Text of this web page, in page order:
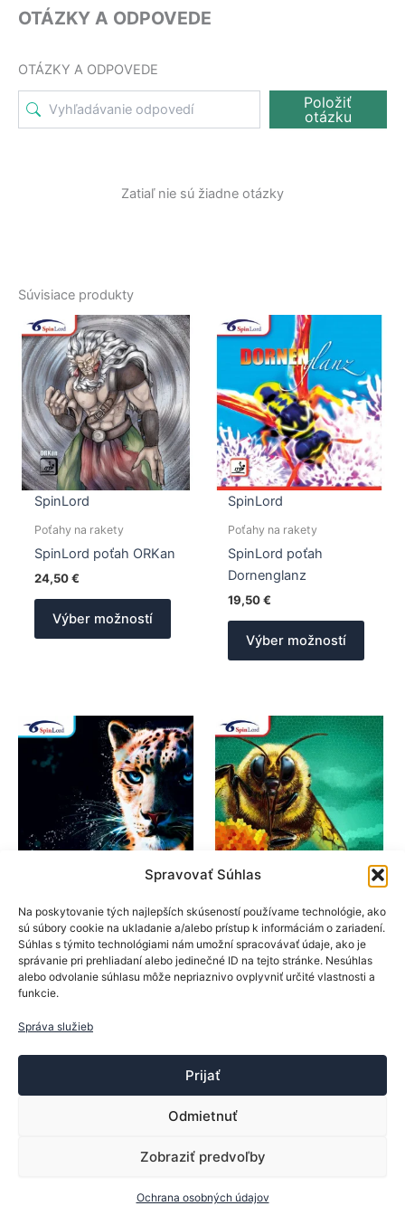
Spravovať Súhlas
Na poskytovanie tých najlepších skúseností používame technológie, ako
sú súbory cookie na ukladanie a/alebo prístup k informáciám o zariadení.
Súhlas s týmito technológiami nám umožní spracovávať údaje, ako je
správanie pri prehliadaní alebo jedinečné ID na tejto stránke. Nesúhlas
alebo odvolanie súhlasu môže nepriaznivo ovplyvniť určité vlastnosti a
funkcie.
Správa služieb
Prijať
Odmietnuť
Zobraziť predvoľby
Ochrana osobných údajov
OTÁZKY A ODPOVEDE
OTÁZKY A ODPOVEDE
Položiť
otázku
Zatiaľ nie sú žiadne otázky
Súvisiace produkty
SpinLord
Poťahy na rakety
SpinLord poťah ORKan
24,50€
Výber možností
Tento
si
môžete
vybrať
stránke
produktu.
SpinLord
Poťahy na rakety
SpinLord poťah
Dornenglanz
19,50€
Výber možností
Tento
si
vybrať
Poťahy na rakety
SpinLord poťah Irbis II
23,50€
Výber možností
viacero
Možnosti
môžete
na
Poťahy na rakety
SpinLord poťah
Dornenglanz II